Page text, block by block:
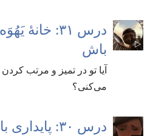
درس ۳۱:‏
باش
آیا تو در تمیز و مرتب
می‌کنی؟‏
درس ۳۰:‏ پایداری با وجود مرگ عزیزی